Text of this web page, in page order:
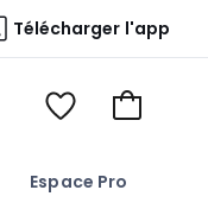
Télécharger l'app
Espace Pro
Voir
Voir